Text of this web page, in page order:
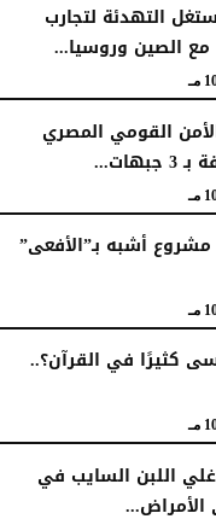
التهدئة لتجارب
الصين وروسيا...
القومي المصري
أشبه بـ”الأفعى”
كثيرًا في القرآن؟..
اللبن السايب في
الأمراض...